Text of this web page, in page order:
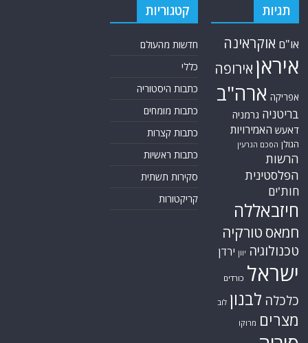
תגיות
או"ם אוקראינה
איראן אירופה
אפריקה ארה"ב
בריטניה גרמניה
דאעש האמירויות
הגולן הסכם הגרעין
הרשות
הפלסטינית
חות'ים
חיזבאללה
חמאס טורקיה
טכנולוגיה יוון ירדן
ישראל כורדים
כלכלה לבנון לוב
מצרים מרוקו
קטגוריות
חדשות מהעולם
כללי
כתבות היסטוריה
כתבות מומחים
כתבות קצרות
כתבות ראשיות
סקירות תשתית
קריקטורות